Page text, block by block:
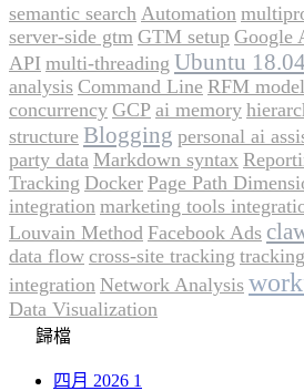
semantic search Automation
server-side gtm GTM setup Google
API multi-threading Ubuntu 18.04
analysis Command Line RFM model
concurrency GCP ai memory
structure Blogging personal ai
party data Markdown syntax
Tracking Docker Page Path
integration marketing tools
Louvain Method Facebook Ads
data flow cross-site tracking
integration Network Analysis
Data Visualization
歸檔
四月 2026 1